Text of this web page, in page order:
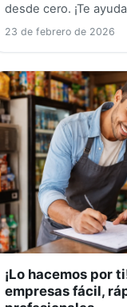
desde cero. ¡Te
23 de febrero de 2026
¡Lo hacemos por
empresas fácil,